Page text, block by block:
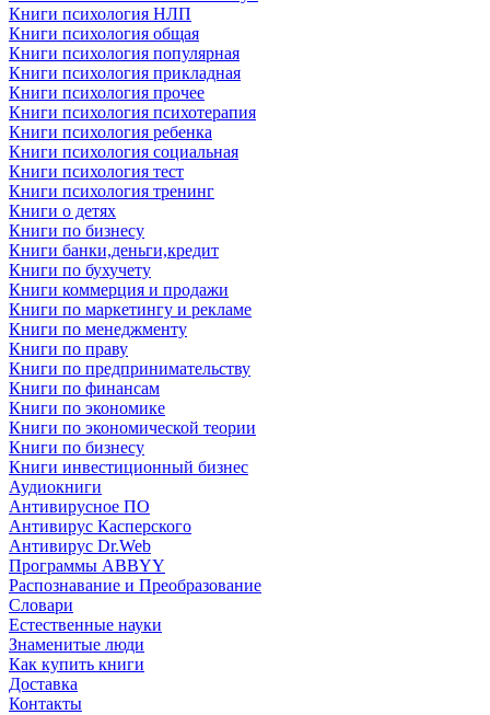
Книги психология НЛП
Книги психология общая
Книги психология популярная
Книги психология прикладная
Книги психология прочее
Книги психология психотерапия
Книги психология ребенка
Книги психология социальная
Книги психология тест
Книги психология тренинг
Книги о детях
Книги по бизнесу
Книги банки,деньги,кредит
Книги по бухучету
Книги коммерция и продажи
Книги по маркетингу и рекламе
Книги по менеджменту
Книги по праву
Книги по предпринимательству
Книги по финансам
Книги по экономике
Книги по экономической теории
Книги по бизнесу
Книги инвестиционный бизнес
Аудиокниги
Антивирусное ПО
Антивирус Касперского
Антивирус Dr.Web
Программы ABBYY
Распознавание и Преобразование
Словари
Естественные науки
Знаменитые люди
Как купить книги
Доставка
Контакты